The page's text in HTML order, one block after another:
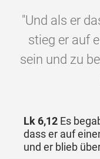
"Und als er
stieg er auf
sein und zu
Lk 6,12 Es
dass er auf
und er blieb